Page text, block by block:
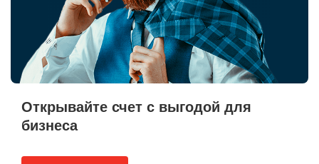
Открывайте счет с выгодой для
бизнеса